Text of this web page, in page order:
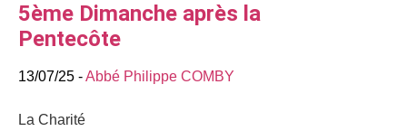
5ème Dimanche après la
Pentecôte
13/07/25 -Abbé Philippe COMBY
La Charité